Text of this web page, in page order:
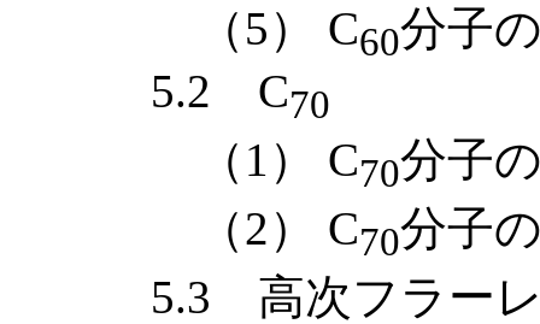
（5） C60分子
5.2 C70
（1） C70分子
（2） C70分子
5.3 高次フラーレ